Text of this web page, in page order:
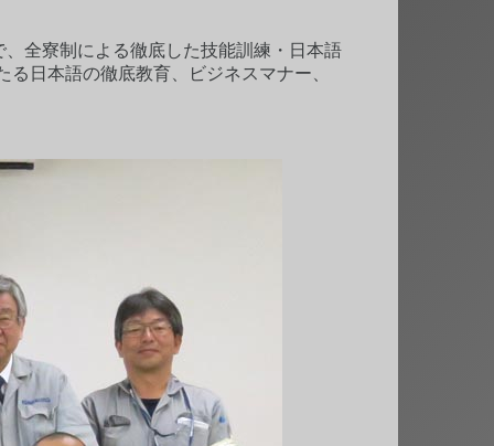
全寮制による徹底した技能訓練・日本語
日本語の徹底教育、ビジネスマナー、